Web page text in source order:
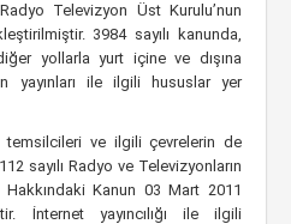
Televizyon Üst Kurulu’nun
3984 sayılı kanunda,
yollarla yurt içine ve dışına
yayınları ile ilgili hususlar yer
ve ilgili çevrelerin de
sayılı Radyo ve Televizyonların
Kanun 03 Mart 2011
İnternet yayıncılığı ile ilgili